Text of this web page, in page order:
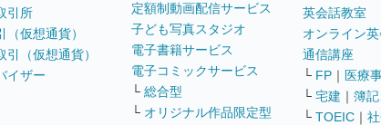
引所
（仮想通貨）
引（仮想通貨）
イザー
定額制動画配信サービス
子ども写真スタジオ
電子書籍サービス
電子コミックサービス
└ 総合型
└ オリジナル作品限定型
英会話教室
オンライン
通信講座
└ FP ｜ 医療
└ 宅建 ｜ 簿記
└ TOEIC ｜